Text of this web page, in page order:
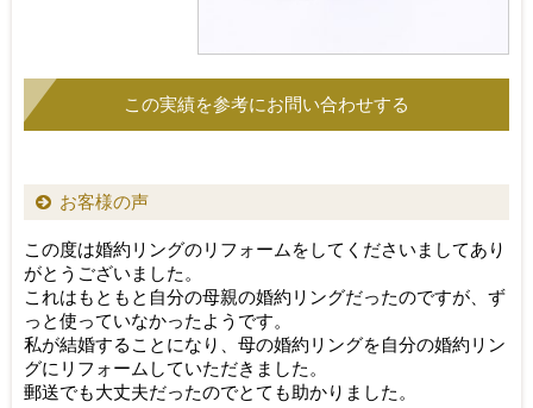
お客様の声
この度は婚約リングのリフォームをしてくださいましてあり
がとうございました。
これはもともと自分の母親の婚約リングだったのですが、ず
っと使っていなかったようです。
私が結婚することになり、母の婚約リングを自分の婚約リン
グにリフォームしていただきました。
郵送でも大丈夫だったのでとても助かりました。